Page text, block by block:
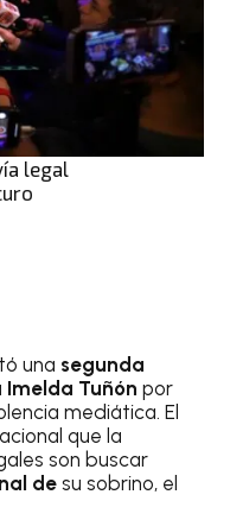
legal
una segunda
Imelda Tuñón por
mediática. El
que la
son buscar
desu sobrino, el